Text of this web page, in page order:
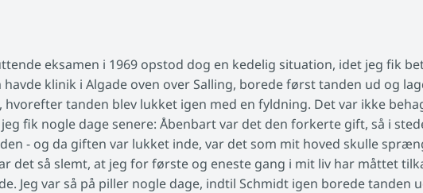
eksamen i 1969 opstod dog en kedelig situation, idet jeg fik
havde klinik i Algade oven over Salling, borede først tanden ud og
, hvorefter tanden blev lukket igen med en fyldning. Det var ikke
fik nogle dage senere: Åbenbart var det den forkerte gift, så i
- og da giften var lukket inde, var det som mit hoved skulle
det så slemt, at jeg for første og eneste gang i mit liv har måttet
Jeg var så på piller nogle dage, indtil Schmidt igen borede tanden